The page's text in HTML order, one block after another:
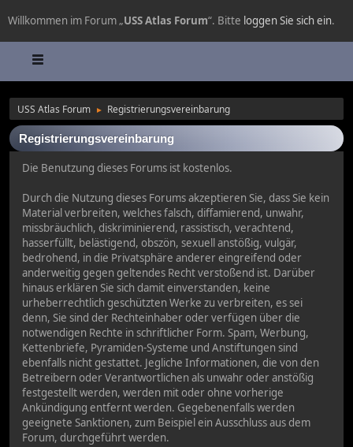
Willkommen im Forum „USS Atlas Forum“. Bitte loggen Sie sich ein.
USS Atlas Forum ► Registrierungsvereinbarung
Registrierungsvereinbarung
Die Benutzung dieses Forums ist kostenlos.
Durch die Nutzung dieses Forums akzeptieren Sie, dass Sie kein
Material verbreiten, welches falsch, diffamierend, unwahr,
missbräuchlich, diskriminierend, rassistisch, verachtend,
hasserfüllt, belästigend, obszön, sexuell anstößig, vulgär,
bedrohend, in die Privatsphäre anderer eingreifend oder
anderweitig gegen geltendes Recht verstoßend ist. Darüber
hinaus erklären Sie sich damit einverstanden, keine
urheberrechtlich geschützten Werke zu verbreiten, es sei
denn, Sie sind der Rechteinhaber oder verfügen über die
notwendigen Rechte in schriftlicher Form. Spam, Werbung,
Kettenbriefe, Pyramiden-Systeme und Anstiftungen sind
ebenfalls nicht gestattet. Jegliche Informationen, die von den
Betreibern oder Verantwortlichen als unwahr oder anstößig
festgestellt werden, werden mit oder ohne vorherige
Ankündigung entfernt werden. Gegebenenfalls werden
geeignete Sanktionen, zum Beispiel ein Ausschluss aus dem
Forum, durchgeführt werden.